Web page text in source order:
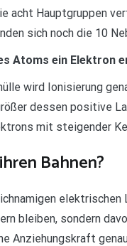
acht Hauptgruppen
sich noch die 10
Atoms ein Elektron
wird Ionisierung
dessen positive
mit steigender
Bahnen?
elektrischen
bleiben, sondern
Anziehungskraft